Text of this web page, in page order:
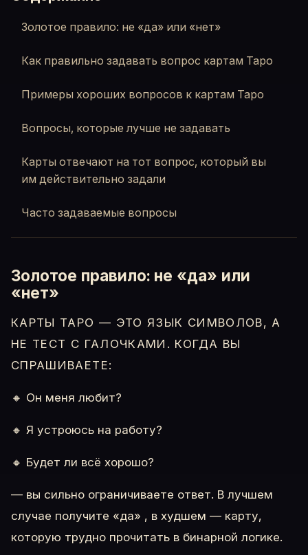
Золотое правило: не «да» или «нет»
Как правильно задавать вопрос картам Таро
Примеры хороших вопросов к картам Таро
Вопросы, которые лучше не задавать
Карты отвечают на тот вопрос, который вы
им действительно задали
Часто задаваемые вопросы
Золотое правило: не «да» или
«нет»
КАРТЫ ТАРО — ЭТО ЯЗЫК СИМВОЛОВ, А
НЕ ТЕСТ С ГАЛОЧКАМИ. КОГДА ВЫ
СПРАШИВАЕТЕ:
🔸 Он меня любит?
🔸 Я устроюсь на работу?
🔸 Будет ли всё хорошо?
— вы сильно ограничиваете ответ. В лучшем
случае получите «да» , в худшем — карту,
которую трудно прочитать в бинарной логике.